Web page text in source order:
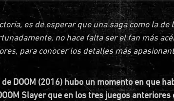
es de esperar que una saga como la
no hace falta ser el fan más
para conocer los detalles más
DOOM (2016) hubo un momento en que
Slayer que en los tres juegos anteriores